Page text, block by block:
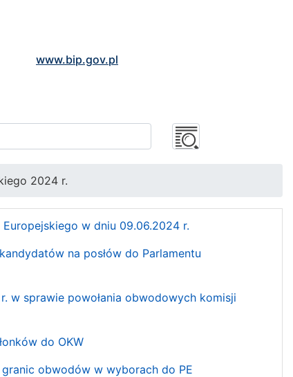
www.bip.gov.pl
2024 r.
w dniu 09.06.2024 r.
na posłów do Parlamentu
w sprawie powołania obwodowych komisji
do OKW
obwodów w wyborach do PE